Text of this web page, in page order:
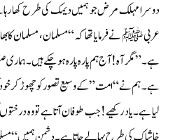
دوسرا مہلک مرض جو ہمیں دیمک کی طرح کھا رہا
عربی ﷺ نے فرمایا تھا کہ “مسلمان، مسلمان کا
ہے۔” مگر آہ! آج ہم پارہ پارہ ہو چکے ہیں۔ ہماری
ہے۔ ہم نے “امت” کے وسیع تصور کو چھوڑ کر خود
لیا ہے۔ یاد رکھیے! جب طوفان آتا ہے تو وہ